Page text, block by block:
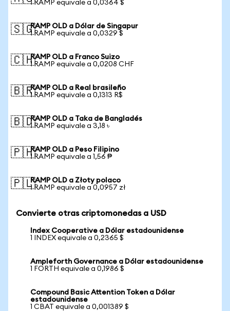
1 RAMP equivale a 0,0364 $
🇸🇬RAMP OLD a Dólar de Singapur
1 RAMP equivale a 0,0329 $
🇨🇭RAMP OLD a Franco Suizo
1 RAMP equivale a 0,0208 CHF
🇧🇷RAMP OLD a Real brasileño
1 RAMP equivale a 0,1313 R$
🇧🇩RAMP OLD a Taka de Bangladés
1 RAMP equivale a 3,18 ৳
🇵🇭RAMP OLD a Peso Filipino
1 RAMP equivale a 1,56 ₱
🇵🇱RAMP OLD a Złoty polaco
1 RAMP equivale a 0,0957 zł
Convierte otras criptomonedas a USD
Index Cooperative a Dólar estadounidense
1 INDEX equivale a 0,2365 $
Ampleforth Governance a Dólar estadounidense
1 FORTH equivale a 0,1986 $
Compound Basic Attention Token a Dólar
estadounidense
1 CBAT equivale a 0,001389 $